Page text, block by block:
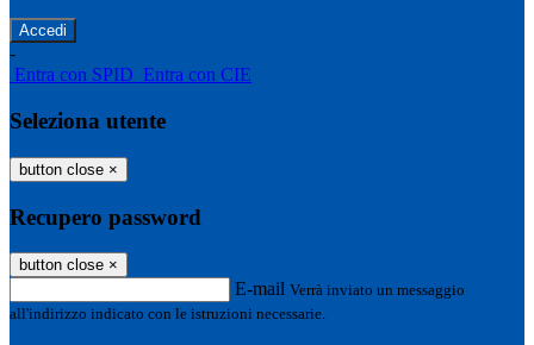
-
Entra con SPID Entra con CIE
Seleziona utente
button close ×
Recupero password
button close ×
E-mail Verrà inviato un messaggio
all'indirizzo indicato con le istruzioni necessarie.